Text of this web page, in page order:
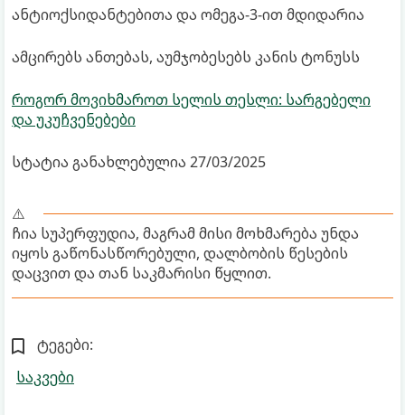
ანტიოქსიდანტებითა და ომეგა-3-ით მდიდარია
ამცირებს ანთებას, აუმჯობესებს კანის ტონუსს
როგორ მოვიხმაროთ სელის თესლი: სარგებელი
და უკუჩვენებები
სტატია განახლებულია 27/03/2025
⚠️
ჩია სუპერფუდია, მაგრამ მისი მოხმარება უნდა
იყოს გაწონასწორებული, დალბობის წესების
დაცვით და თან საკმარისი წყლით.
ტეგები:
საკვები